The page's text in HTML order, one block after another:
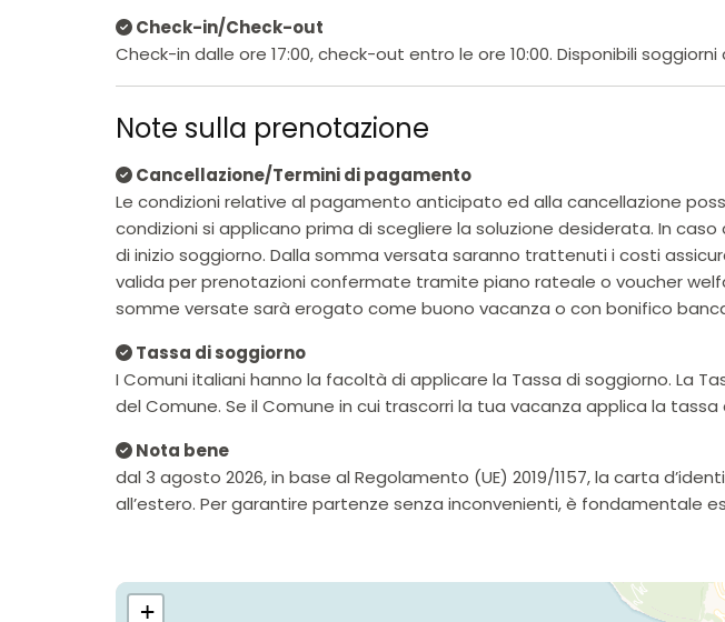
Check-in/Check-out
Check-in dalle ore 17:00, check-out entro le ore 10:00. Disponibili
Note sulla prenotazione
Cancellazione/Termini di pagamento
Le condizioni relative al pagamento anticipato ed alla cancellazione
condizioni si applicano prima di scegliere la soluzione desiderata. In
di inizio soggiorno. Dalla somma versata saranno trattenuti i costi
valida per prenotazioni confermate tramite piano rateale o voucher
somme versate sarà erogato come buono vacanza o con bonifico
Tassa di soggiorno
I Comuni italiani hanno la facoltà di applicare la Tassa di soggiorno. La
del Comune. Se il Comune in cui trascorri la tua vacanza applica la
Nota bene
dal 3 agosto 2026, in base al Regolamento (UE) 2019/1157, la carta
all’estero. Per garantire partenze senza inconvenienti, è fondamentale
+